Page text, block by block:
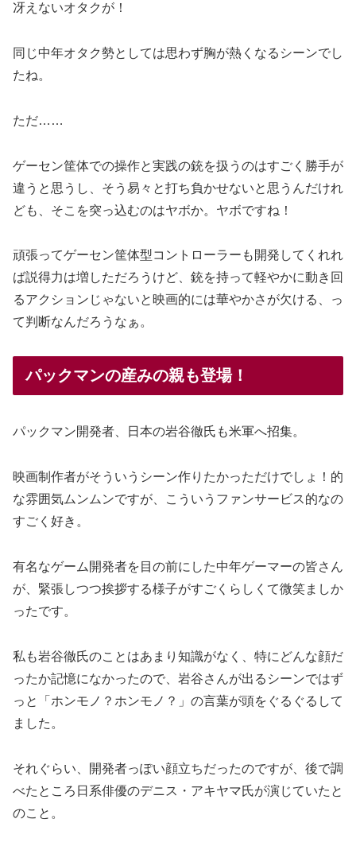
冴えないオタクが！
同じ中年オタク勢としては思わず胸が熱くなるシーンでし
たね。
ただ……
ゲーセン筐体での操作と実践の銃を扱うのはすごく勝手が
違うと思うし、そう易々と打ち負かせないと思うんだけれ
ども、そこを突っ込むのはヤボか。ヤボですね！
頑張ってゲーセン筐体型コントローラーも開発してくれれ
ば説得力は増しただろうけど、銃を持って軽やかに動き回
るアクションじゃないと映画的には華やかさが欠ける、っ
て判断なんだろうなぁ。
パックマンの産みの親も登場！
パックマン開発者、日本の岩谷徹氏も米軍へ招集。
映画制作者がそういうシーン作りたかっただけでしょ！的
な雰囲気ムンムンですが、こういうファンサービス的なの
すごく好き。
有名なゲーム開発者を目の前にした中年ゲーマーの皆さん
が、緊張しつつ挨拶する様子がすごくらしくて微笑ましか
ったです。
私も岩谷徹氏のことはあまり知識がなく、特にどんな顔だ
ったか記憶になかったので、岩谷さんが出るシーンではず
っと「ホンモノ？ホンモノ？」の言葉が頭をぐるぐるして
ました。
それぐらい、開発者っぽい顔立ちだったのですが、後で調
べたところ日系俳優のデニス・アキヤマ氏が演じていたと
のこと。